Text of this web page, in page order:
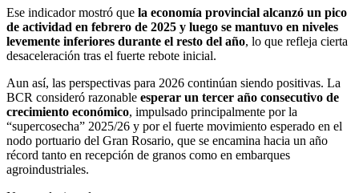
Ese indicador mostró que la economía provincial alcanzó un pico
de actividad en febrero de 2025 y luego se mantuvo en niveles
levemente inferiores durante el resto del año, lo que refleja cierta
desaceleración tras el fuerte rebote inicial.
Aun así, las perspectivas para 2026 continúan siendo positivas. La
BCR consideró razonable esperar un tercer año consecutivo de
crecimiento económico, impulsado principalmente por la
“supercosecha” 2025/26 y por el fuerte movimiento esperado en el
nodo portuario del Gran Rosario, que se encamina hacia un año
récord tanto en recepción de granos como en embarques
agroindustriales.